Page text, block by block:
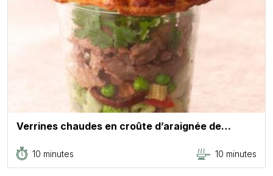
Verrines chaudes en croûte d’araignée de…
10 minutes 10 minutes